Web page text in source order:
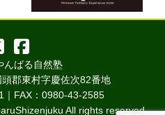
んばる自然塾
郡東村字慶佐次82番地
FAX：0980-43-2585
All rights reserved.